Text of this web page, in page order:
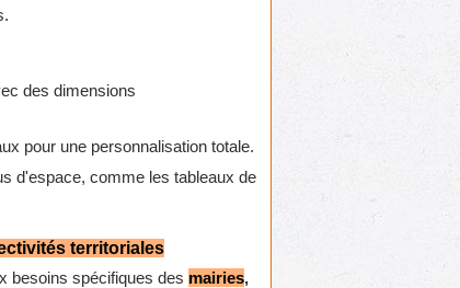
des dimensions
pour une personnalisation totale.
d'espace, comme les tableaux de
territoriales
besoins spécifiques des mairies,